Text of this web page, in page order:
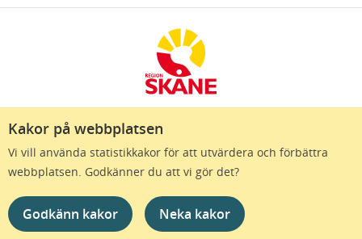
Kakor på webbplatsen
Vi vill använda statistikkakor för att utvärdera och förbättra
webbplatsen. Godkänner du att vi gör det?
Godkänn kakor Neka kakor
Region Skåne finns till för att alla som bor i Skåne
ska må bra och känna framtidstro. Genom
gränslösa samarbeten och omtanke skapas de
bästa förutsättningar för ett hälsosamt liv – inom
näringsliv, kollektivtrafik, kultur och hälso- och